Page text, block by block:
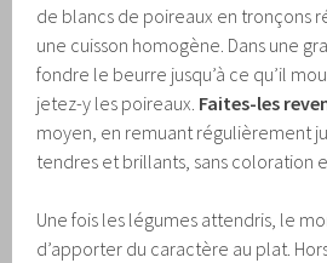
de blancs de poireaux en tronçons
une cuisson homogène. Dans une
fondre le beurre jusqu’à ce qu’il
jetez-y les poireaux. Faites-les
moyen, en remuant régulièrement
tendres et brillants, sans coloration
Une fois les légumes attendris, le
d’apporter du caractère au plat.